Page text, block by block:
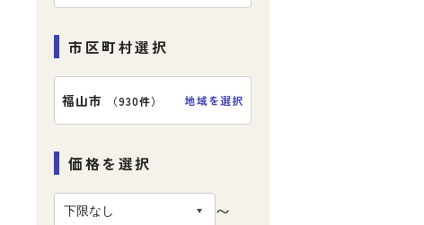
市区町村選択
福山市 （930件） 地域を選択
価格を選択
〜